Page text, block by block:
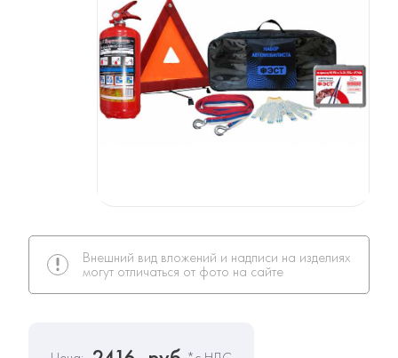
Внешний вид вложений и надписи на изделиях
могут отличаться от фото на сайте